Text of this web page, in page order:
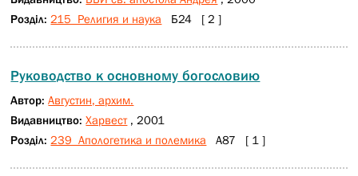
Розділ: 215 Религия и наука Б24 [ 2 ]
Руководство к основному богословию
Автор:Августин, архим.
Видавництво:Харвест, 2001
Розділ: 239 Апологетика и полемика А87 [ 1 ]